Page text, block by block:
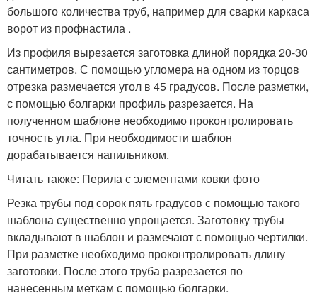
большого количества труб, например для сварки каркаса
ворот из профнастила .
Из профиля вырезается заготовка длиной порядка 20-30
сантиметров. С помощью угломера на одном из торцов
отрезка размечается угол в 45 градусов. После разметки,
с помощью болгарки профиль разрезается. На
полученном шаблоне необходимо проконтролировать
точность угла. При необходимости шаблон
дорабатывается напильником.
Читать также: Перила с элементами ковки фото
Резка трубы под сорок пять градусов с помощью такого
шаблона существенно упрощается. Заготовку трубы
вкладывают в шаблон и размечают с помощью чертилки.
При разметке необходимо проконтролировать длину
заготовки. После этого труба разрезается по
нанесенным меткам с помощью болгарки.